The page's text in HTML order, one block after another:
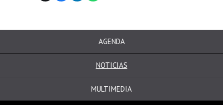
AGENDA
NOTICIAS
MULTIMEDIA